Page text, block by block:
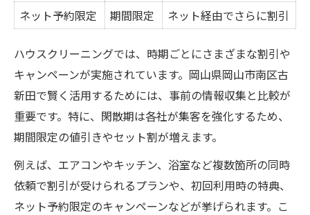
ネット予約限定
期間限定 ネット経由でさらに割引
ハウスクリーニングでは、時期ごとにさまざまな割引や
キャンペーンが実施されています。岡山県岡山市南区古
新田で賢く活用するためには、事前の情報収集と比較が
重要です。特に、閑散期は各社が集客を強化するため、
期間限定の値引きやセット割が増えます。
例えば、エアコンやキッチン、浴室など複数箇所の同時
依頼で割引が受けられるプランや、初回利用時の特典、
ネット予約限定のキャンペーンなどが挙げられます。こ